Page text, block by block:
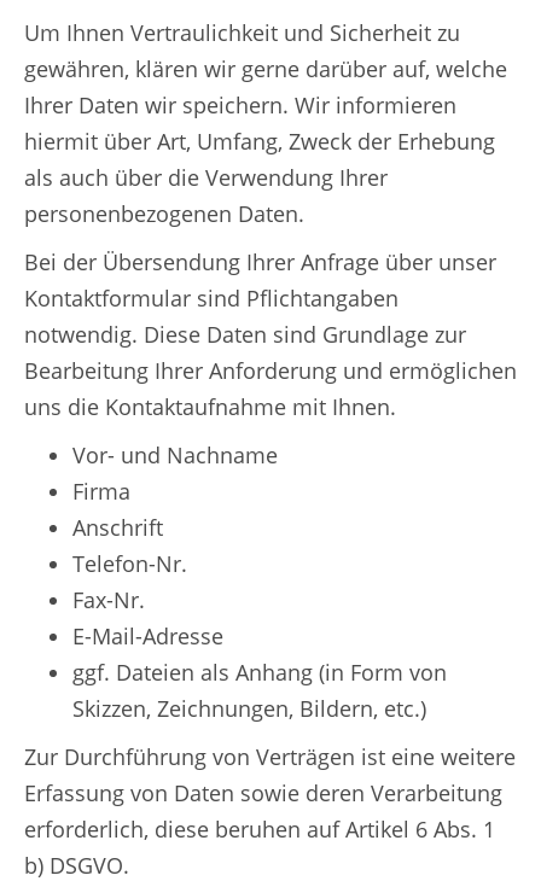
Um Ihnen Vertraulichkeit und Sicherheit zu
gewähren, klären wir gerne darüber auf, welche
Ihrer Daten wir speichern. Wir informieren
hiermit über Art, Umfang, Zweck der Erhebung
als auch über die Verwendung Ihrer
personenbezogenen Daten.
Bei der Übersendung Ihrer Anfrage über unser
Kontaktformular sind Pflichtangaben
notwendig. Diese Daten sind Grundlage zur
Bearbeitung Ihrer Anforderung und ermöglichen
uns die Kontaktaufnahme mit Ihnen.
Vor- und Nachname
Firma
Anschrift
Telefon-Nr.
Fax-Nr.
E-Mail-Adresse
ggf. Dateien als Anhang (in Form von
Skizzen, Zeichnungen, Bildern, etc.)
Zur Durchführung von Verträgen ist eine weitere
Erfassung von Daten sowie deren Verarbeitung
erforderlich, diese beruhen auf Artikel 6 Abs. 1
b) DSGVO.